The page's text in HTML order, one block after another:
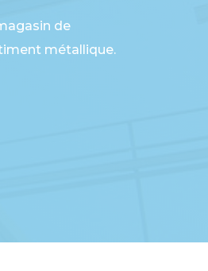
de
métallique.